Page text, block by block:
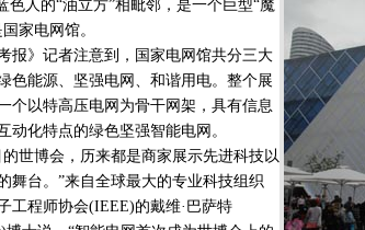
色人的“油立方”相毗邻，是一个巨型“魔
家电网馆。
》记者注意到，国家电网馆共分三大
能源、坚强电网、和谐用电。整个展
个以特高压电网为骨干网架，具有信息
动化特点的绿色坚强智能电网。
博会，历来都是商家展示先进科技以
舞台。”来自全球最大的专业科技组织
程师协会(IEEE)的戴维·巴萨特